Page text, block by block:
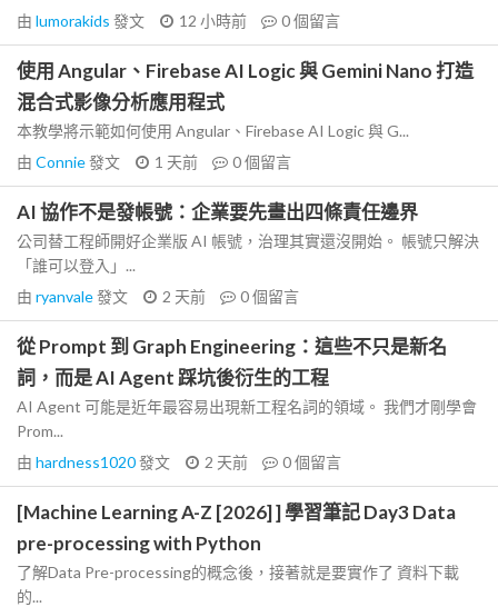
由 lumorakids 發文 12 小時前 0個留言
使用 Angular、Firebase AI Logic 與 Gemini Nano 打造
混合式影像分析應用程式
本教學將示範如何使用 Angular、Firebase AI Logic 與 G...
由 Connie發文 1 天前 0個留言
AI 協作不是發帳號：企業要先畫出四條責任邊界
公司替工程師開好企業版 AI 帳號，治理其實還沒開始。 帳號只解決
「誰可以登入」...
由 ryanvale發文 2 天前 0個留言
從 Prompt 到 Graph Engineering：這些不只是新名
詞，而是 AI Agent 踩坑後衍生的工程
AI Agent 可能是近年最容易出現新工程名詞的領域。 我們才剛學會
Prom...
由 hardness1020發文 2 天前 0個留言
[Machine Learning A-Z [2026] ] 學習筆記 Day3 Data
pre-processing with Python
了解Data Pre-processing的概念後，接著就是要實作了 資料下載
的...